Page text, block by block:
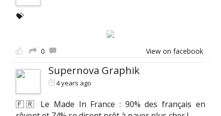
💝
0 View on facebook
Supernova Graphik
4 years ago
🇫🇷 Le Made In France : 90% des français en